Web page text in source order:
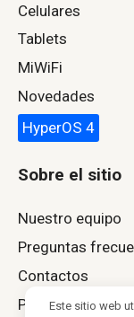
Celulares
Tablets
MiWiFi
Novedades
HyperOS 4
Sobre el sitio
Nuestro equipo
Preguntas
Contactos
Política de
Este sitio web